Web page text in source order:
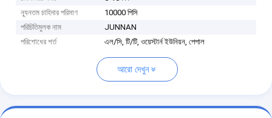
ন্যূনতম চাহিদার পরিমাণ
10000 পিসি
পরিচিতিমুলক নাম
JUNNAN
পরিশোধের শর্ত
এল/সি, টি/টি, ওয়েস্টার্ন ইউনিয়ন, পেপাল
আরো দেখুন